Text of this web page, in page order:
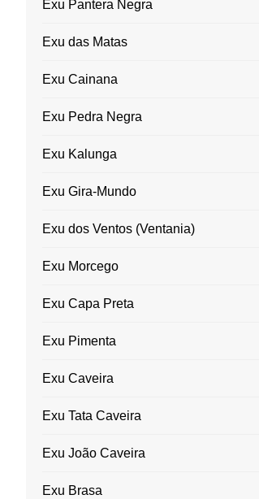
Exu Pantera Negra
Exu das Matas
Exu Cainana
Exu Pedra Negra
Exu Kalunga
Exu Gira-Mundo
Exu dos Ventos (Ventania)
Exu Morcego
Exu Capa Preta
Exu Pimenta
Exu Caveira
Exu Tata Caveira
Exu João Caveira
Exu Brasa